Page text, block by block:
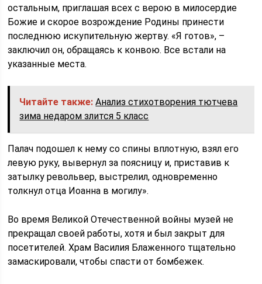
остальным, приглашая всех с верою в милосердие
Божие и скорое возрождение Родины принести
последнюю искупительную жертву. «Я готов», –
заключил он, обращаясь к конвою. Все встали на
указанные места.
Читайте также: Анализ стихотворения тютчева
зима недаром злится 5 класс
Палач подошел к нему со спины вплотную, взял его
левую руку, вывернул за поясницу и, приставив к
затылку револьвер, выстрелил, одновременно
толкнул отца Иоанна в могилу».
Во время Великой Отечественной войны музей не
прекращал своей работы, хотя и был закрыт для
посетителей. Храм Василия Блаженного тщательно
замаскировали, чтобы спасти от бомбежек.